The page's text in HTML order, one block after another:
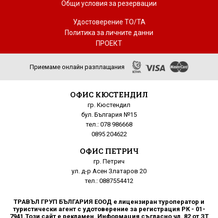
Общи условия за резервации
Удостоверение ТО/ТА
Политика за личните данни
ПРОЕКТ
Приемаме онлайн разплащания
ОФИС КЮСТЕНДИЛ
гр. Кюстендил
бул. България №15
тел.: 078 986668
0895 204622
ОФИС ПЕТРИЧ
гр. Петрич
ул. д-р Асен Златаров 20
тел.: 0887554412
ТРАВЪЛ ГРУП БЪЛГАРИЯ ЕООД е лицензиран туроператор и
туристически агент с удотоверение за регистрация РК - 01-
7941.Този сайт е рекламен. Информация съгласно чл. 82 от ЗТ